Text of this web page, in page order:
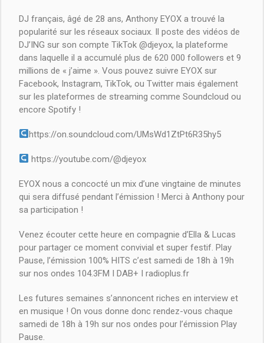
DJ français, âgé de 28 ans, Anthony EYOX a trouvé la
popularité sur les réseaux sociaux. Il poste des vidéos de
DJ’ING sur son compte TikTok @djeyox, la plateforme
dans laquelle il a accumulé plus de 620 000 followers et 9
millions de « j’aime ». Vous pouvez suivre EYOX sur
Facebook, Instagram, TikTok, ou Twitter mais également
sur les plateformes de streaming comme Soundcloud ou
encore Spotify !
https://on.soundcloud.com/UMsWd1ZtPt6R35hy5
https://youtube.com/@djeyox
EYOX nous a concocté un mix d’une vingtaine de minutes
qui sera diffusé pendant l’émission ! Merci à Anthony pour
sa participation !
Venez écouter cette heure en compagnie d’Ella & Lucas
pour partager ce moment convivial et super festif. Play
Pause, l’émission 100% HITS c’est samedi de 18h à 19h
sur nos ondes 104.3FM I DAB+ I radioplus.fr
Les futures semaines s’annoncent riches en interview et
en musique ! On vous donne donc rendez-vous chaque
samedi de 18h à 19h sur nos ondes pour l’émission Play
Pause.